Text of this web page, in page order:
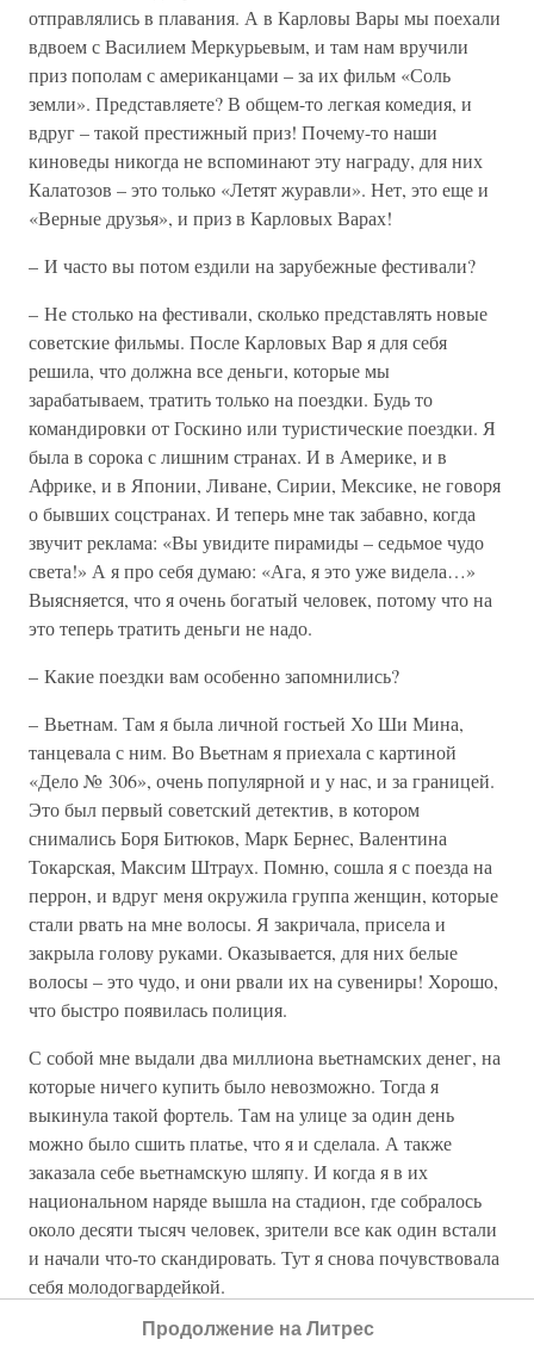
отправлялись в плавания. А в Карловы Вары мы поехали
вдвоем с Василием Меркурьевым, и там нам вручили
приз пополам с американцами – за их фильм «Соль
земли». Представляете? В общем-то легкая комедия, и
вдруг – такой престижный приз! Почему-то наши
киноведы никогда не вспоминают эту награду, для них
Калатозов – это только «Летят журавли». Нет, это еще и
«Верные друзья», и приз в Карловых Варах!
– И часто вы потом ездили на зарубежные фестивали?
– Не столько на фестивали, сколько представлять новые
советские фильмы. После Карловых Вар я для себя
решила, что должна все деньги, которые мы
зарабатываем, тратить только на поездки. Будь то
командировки от Госкино или туристические поездки. Я
была в сорока с лишним странах. И в Америке, и в
Африке, и в Японии, Ливане, Сирии, Мексике, не говоря
о бывших соцстранах. И теперь мне так забавно, когда
звучит реклама: «Вы увидите пирамиды – седьмое чудо
света!» А я про себя думаю: «Ага, я это уже видела…»
Выясняется, что я очень богатый человек, потому что на
это теперь тратить деньги не надо.
– Какие поездки вам особенно запомнились?
– Вьетнам. Там я была личной гостьей Хо Ши Мина,
танцевала с ним. Во Вьетнам я приехала с картиной
«Дело № 306», очень популярной и у нас, и за границей.
Это был первый советский детектив, в котором
снимались Боря Битюков, Марк Бернес, Валентина
Токарская, Максим Штраух. Помню, сошла я с поезда на
перрон, и вдруг меня окружила группа женщин, которые
стали рвать на мне волосы. Я закричала, присела и
закрыла голову руками. Оказывается, для них белые
волосы – это чудо, и они рвали их на сувениры! Хорошо,
что быстро появилась полиция.
С собой мне выдали два миллиона вьетнамских денег, на
которые ничего купить было невозможно. Тогда я
выкинула такой фортель. Там на улице за один день
можно было сшить платье, что я и сделала. А также
заказала себе вьетнамскую шляпу. И когда я в их
национальном наряде вышла на стадион, где собралось
около десяти тысяч человек, зрители все как один встали
и начали что-то скандировать. Тут я снова почувствовала
себя молодогвардейкой.
Но всегда и во всех поездках через какое-то время
Продолжение на Литрес